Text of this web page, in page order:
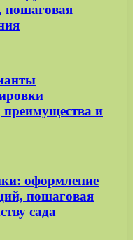
пошаговая
и
оформление
пошаговая
сада